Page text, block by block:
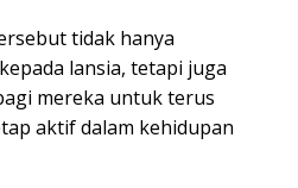
tidak hanya
lansia, tetapi juga
mereka untuk terus
aktif dalam kehidupan